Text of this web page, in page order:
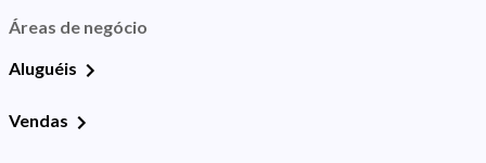
Áreas de negócio
Aluguéis
Vendas